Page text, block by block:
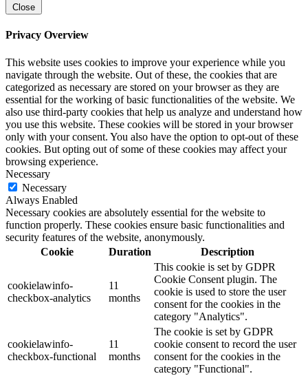
Close
Privacy Overview
This website uses cookies to improve your experience while you
navigate through the website. Out of these, the cookies that are
categorized as necessary are stored on your browser as they are
essential for the working of basic functionalities of the website. We
also use third-party cookies that help us analyze and understand how
you use this website. These cookies will be stored in your browser
only with your consent. You also have the option to opt-out of these
cookies. But opting out of some of these cookies may affect your
browsing experience.
Necessary
Necessary
Always Enabled
Necessary cookies are absolutely essential for the website to
function properly. These cookies ensure basic functionalities and
security features of the website, anonymously.
Cookie
Duration Description
cookielawinfo-
checkbox-analytics
11
months
This cookie is set by GDPR
Cookie Consent plugin. The
cookie is used to store the user
consent for the cookies in the
category "Analytics".
cookielawinfo-
checkbox-functional
11
months
The cookie is set by GDPR
cookie consent to record the user
consent for the cookies in the
category "Functional".